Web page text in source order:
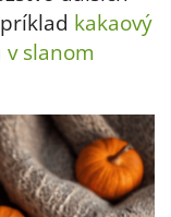
kakaový
v slanom